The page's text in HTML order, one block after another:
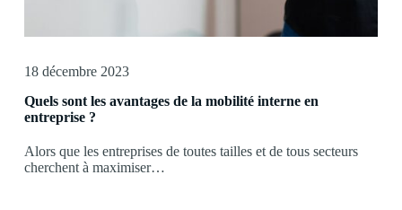
18 décembre 2023
Quels sont les avantages de la mobilité interne en
entreprise ?
Alors que les entreprises de toutes tailles et de tous secteurs
cherchent à maximiser…